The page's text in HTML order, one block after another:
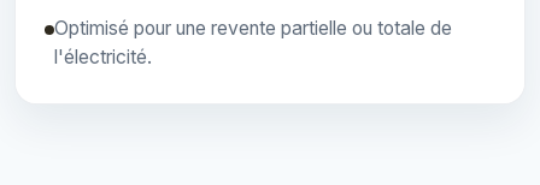
Optimisé pour une revente partielle ou totale de
l'électricité.